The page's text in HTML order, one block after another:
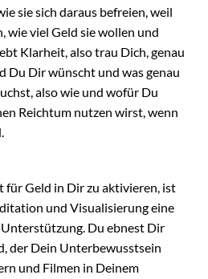
sie sich daraus befreien, weil
wie viel Geld sie wollen und
Klarheit, also trau Dich, genau
Du Dir wünscht und was genau
also wie und wofür Du
Reichtum nutzen wirst, wenn
für Geld in Dir zu aktivieren, ist
und Visualisierung eine
Du ebnest Dir
der Dein Unterbewusstsein
und Filmen in Deinem